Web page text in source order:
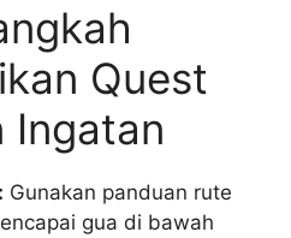
Quest
Ingatan
Gunakan panduan rute
gua di bawah